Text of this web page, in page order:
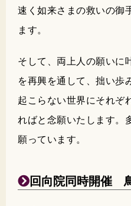
速く如来さまの救いの御
ます。
そして、両上人の願いに
を再興を通して、拙い歩
起こらない世界にそれぞ
ればと念願いたします。
願っています。
回向院同時開催